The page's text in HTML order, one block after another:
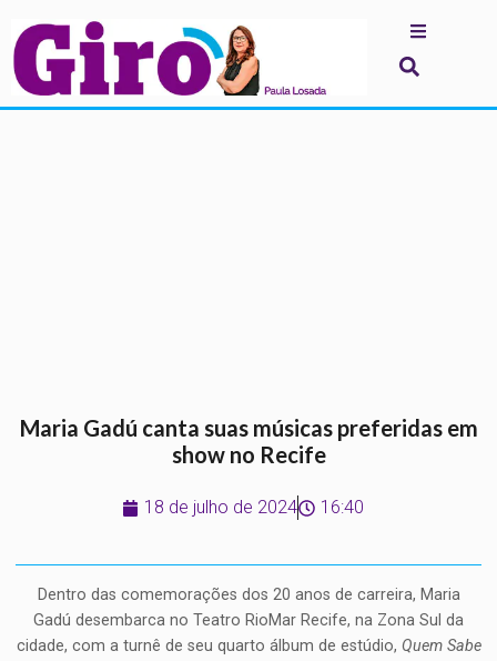
Maria Gadú canta suas músicas preferidas em
show no Recife
18 de julho de 2024 16:40
Dentro das comemorações dos 20 anos de carreira, Maria
Gadú desembarca no Teatro RioMar Recife, na Zona Sul da
cidade, com a turnê de seu quarto álbum de estúdio, Quem Sabe